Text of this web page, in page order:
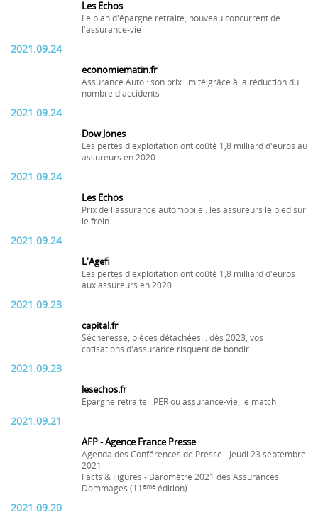
Les Echos
Le plan d'épargne retraite, nouveau concurrent de
l'assurance-vie
2021.09.24
economiematin.fr
Assurance Auto : son prix limité grâce à la réduction du
nombre d'accidents
2021.09.24
Dow Jones
Les pertes d'exploitation ont coûté 1,8 milliard d'euros au
assureurs en 2020
2021.09.24
Les Echos
Prix de l'assurance automobile : les assureurs le pied sur
le frein
2021.09.24
L'Agefi
Les pertes d'exploitation ont coûté 1,8 milliard d'euros
aux assureurs en 2020
2021.09.23
capital.fr
Sécheresse, pièces détachées... dès 2023, vos
cotisations d'assurance risquent de bondir
2021.09.23
lesechos.fr
Epargne retraite : PER ou assurance-vie, le match
2021.09.21
AFP - Agence France Presse
Agenda des Conférences de Presse - Jeudi 23 septembre
2021
Facts & Figures - Baromètre 2021 des Assurances
Dommages (11 ème édition)
2021.09.20